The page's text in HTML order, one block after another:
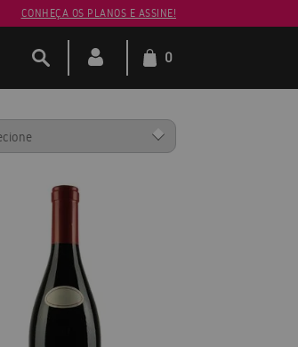
CONHEÇA OS PLANOS E ASSINE!
0